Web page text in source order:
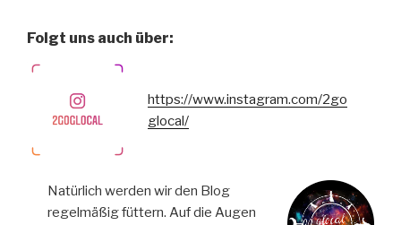
Folgt uns auch über:
https://www.instagram.com/2go
glocal/
Natürlich werden wir den Blog
regelmäßig füttern. Auf die Augen